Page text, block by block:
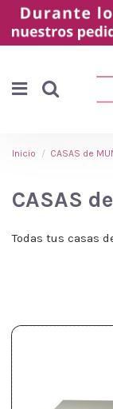
Inicio CASAS de
CASAS
Todas tus casas